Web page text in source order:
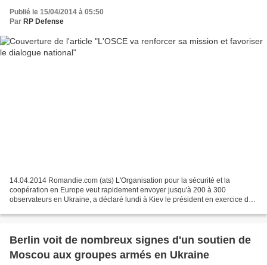
Publié le 15/04/2014 à 05:50
Par RP Defense
14.04.2014 Romandie.com (ats) L'Organisation pour la sécurité et la
coopération en Europe veut rapidement envoyer jusqu'à 200 à 300
observateurs en Ukraine, a déclaré lundi à Kiev le président en exercice de
Berlin voit de nombreux signes d'un soutien de
Moscou aux groupes armés en Ukraine